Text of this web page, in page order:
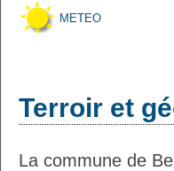
METEO
Terroir et
La commune de